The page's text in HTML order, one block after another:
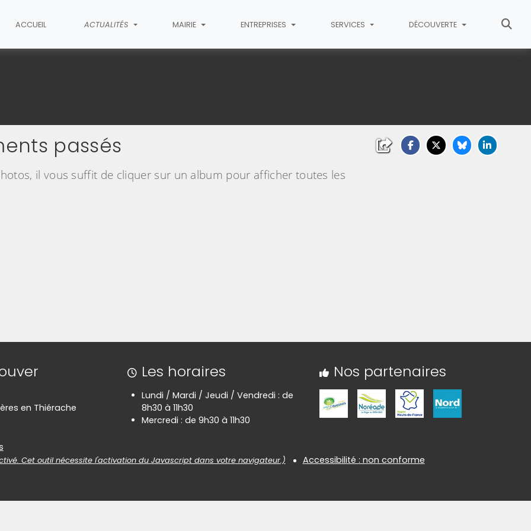
ACCUEIL ACTUALITÉS MAIRIE ENTREPRISES SERVICES DÉCOUVERTE
passés
il vous suffit de cliquer sur un album pour afficher toutes les
en Thiérache
Les horaires
Lundi / Mardi / Jeudi / Vendredi : de
8h30 à 11h30
Mercredi : de 9h30 à 11h30
Nos partenaires
Cet outil nécessite l'activation du Javascript dans votre navigateur.)
Accessibilité : non conforme